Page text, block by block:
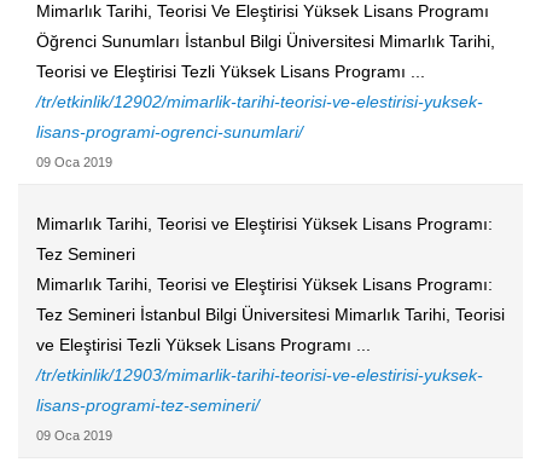
Mimarlık Tarihi, Teorisi Ve Eleştirisi Yüksek Lisans Programı
Öğrenci Sunumları İstanbul Bilgi Üniversitesi Mimarlık Tarihi,
Teorisi ve Eleştirisi Tezli Yüksek Lisans Programı ...
/tr/etkinlik/12902/mimarlik-tarihi-teorisi-ve-elestirisi-yuksek-
lisans-programi-ogrenci-sunumlari/
09 Oca 2019
Mimarlık Tarihi, Teorisi ve Eleştirisi Yüksek Lisans Programı:
Tez Semineri
Mimarlık Tarihi, Teorisi ve Eleştirisi Yüksek Lisans Programı:
Tez Semineri İstanbul Bilgi Üniversitesi Mimarlık Tarihi, Teorisi
ve Eleştirisi Tezli Yüksek Lisans Programı ...
/tr/etkinlik/12903/mimarlik-tarihi-teorisi-ve-elestirisi-yuksek-
lisans-programi-tez-semineri/
09 Oca 2019